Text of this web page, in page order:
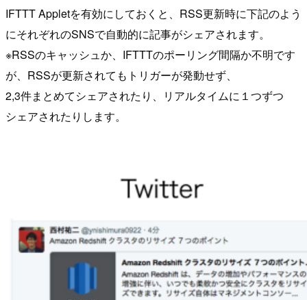
IFTTT Appletを有効にしておくと、RSS更新時に下記のよう
にそれぞれのSNSで自動的に記事がシェアされます。
※RSSのキャッシュか、IFTTTのポーリング間隔か不明です
が、RSSが更新されてもトリガーが発動せず、
2,3件まとめてシェアされたり、リアルタイムに１つずつ
シェアされたりします。